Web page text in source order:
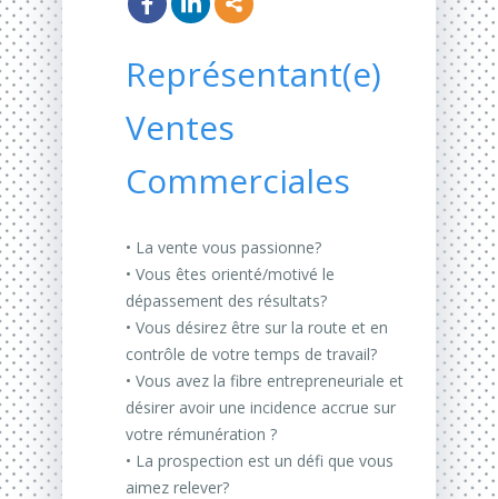
Représentant(e)
Ventes
Commerciales
• La vente vous passionne?
• Vous êtes orienté/motivé le
dépassement des résultats?
• Vous désirez être sur la route et en
contrôle de votre temps de travail?
• Vous avez la fibre entrepreneuriale et
désirer avoir une incidence accrue sur
votre rémunération ?
• La prospection est un défi que vous
aimez relever?